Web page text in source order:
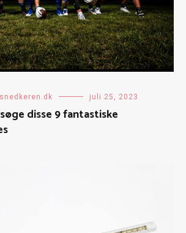
juli 25, 2023
disse 9 fantastiske